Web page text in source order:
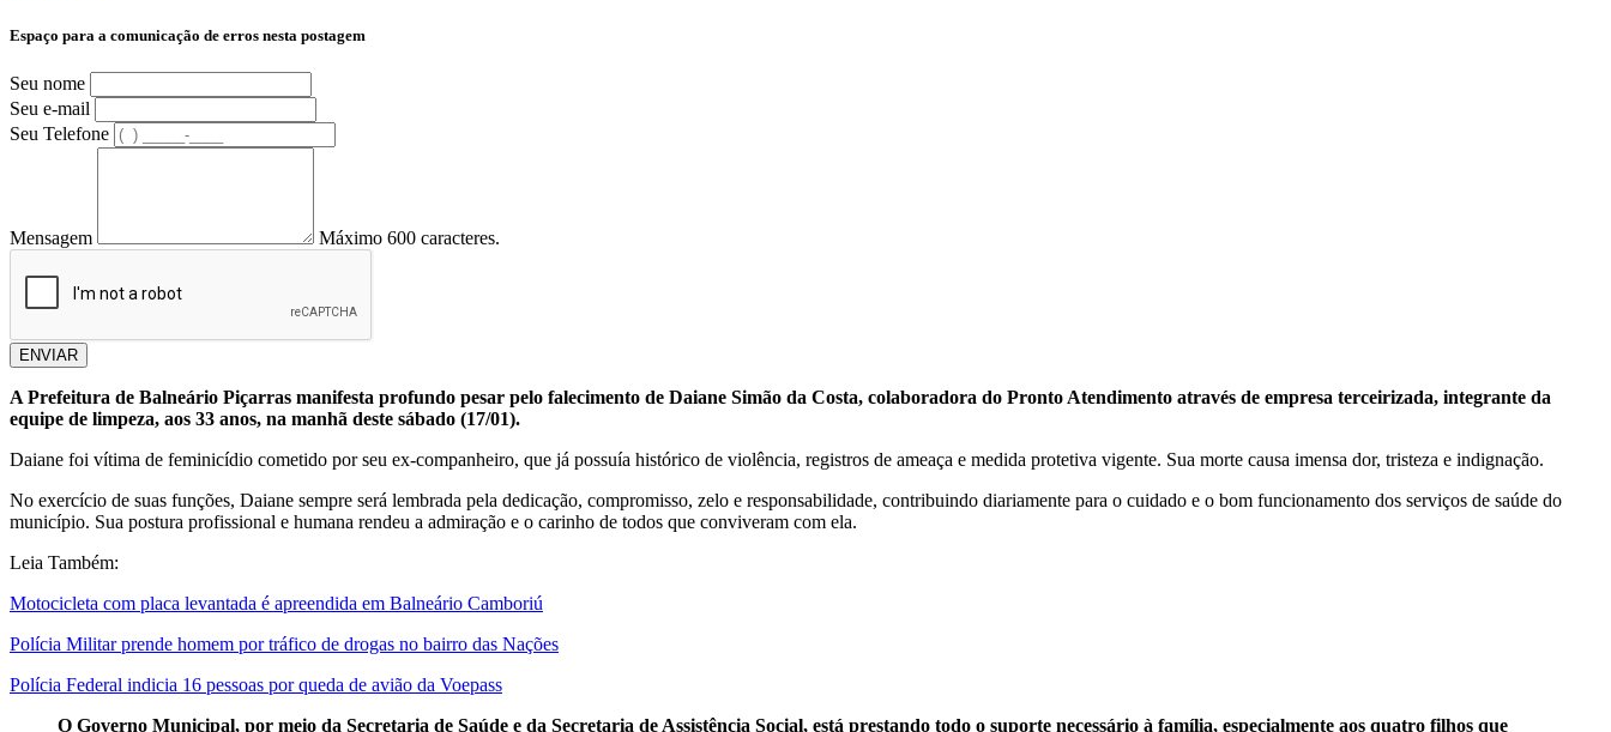
Espaço para a comunicação de erros nesta postagem
Seu nome
Seu e-mail
Seu Telefone
Mensagem Máximo 600 caracteres.
ENVIAR
A Prefeitura de Balneário Piçarras manifesta profundo pesar pelo falecimento de Daiane Simão da Costa, colaboradora do Pronto Atendimento através de empresa terceirizada, integrante da
equipe de limpeza, aos 33 anos, na manhã deste sábado (17/01).
Daiane foi vítima de feminicídio cometido por seu ex-companheiro, que já possuía histórico de violência, registros de ameaça e medida protetiva vigente. Sua morte causa imensa dor, tristeza e indignação.
No exercício de suas funções, Daiane sempre será lembrada pela dedicação, compromisso, zelo e responsabilidade, contribuindo diariamente para o cuidado e o bom funcionamento dos serviços de saúde do
município. Sua postura profissional e humana rendeu a admiração e o carinho de todos que conviveram com ela.
Leia Também:
Motocicleta com placa levantada é apreendida em Balneário Camboriú
Polícia Militar prende homem por tráfico de drogas no bairro das Nações
Polícia Federal indicia 16 pessoas por queda de avião da Voepass
O Governo Municipal, por meio da Secretaria de Saúde e da Secretaria de Assistência Social, está prestando todo o suporte necessário à família, especialmente aos quatro filhos que